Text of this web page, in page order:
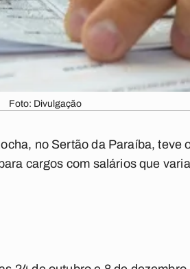
Foto: Divulgação
no Sertão da Paraíba, teve
cargos com salários que